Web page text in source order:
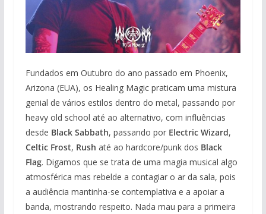
Fundados em Outubro do ano passado em Phoenix,
Arizona (EUA), os Healing Magic praticam uma mistura
genial de vários estilos dentro do metal, passando por
heavy old school até ao alternativo, com influências
desde Black Sabbath, passando por Electric Wizard,
Celtic Frost, Rush até ao hardcore/punk dos Black
Flag. Digamos que se trata de uma magia musical algo
atmosférica mas rebelde a contagiar o ar da sala, pois
a audiência mantinha-se contemplativa e a apoiar a
banda, mostrando respeito. Nada mau para a primeira